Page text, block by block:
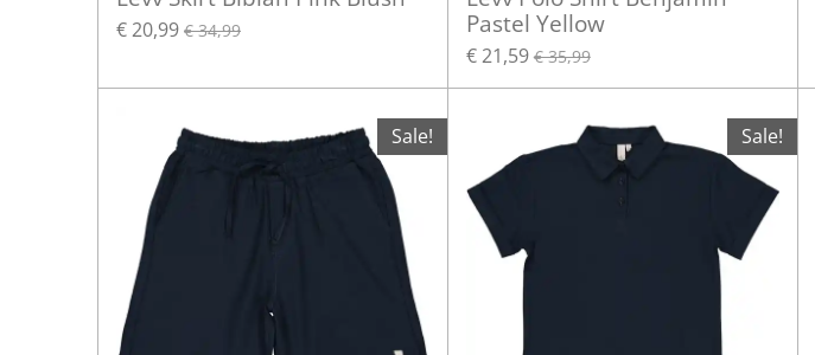
€ 20,99 € 34,99
Pastel Yellow
€ 21,59 € 35,99
Sale! Sale!